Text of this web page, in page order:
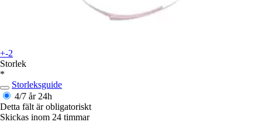
+-2
Storlek
*
Storleksguide
4/7 år 24h
Detta fält är obligatoriskt
Skickas inom 24 timmar